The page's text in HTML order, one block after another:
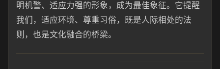
明机警、适应力强的形象，成为最佳象征。它提醒
我们，适应环境、尊重习俗，既是人际相处的法
则，也是文化融合的桥梁。